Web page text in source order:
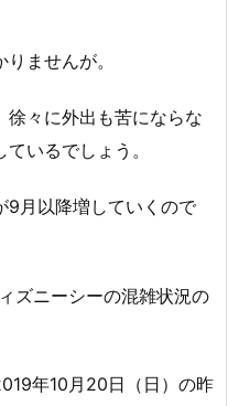
ませんが。
徐々に外出も苦にならな
いるでしょう。
9月以降増していくので
ズニーシーの混雑状況の
年10月20日（日）の昨